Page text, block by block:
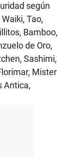
según
Tao,
Bamboo,
de Oro,
Sashimi,
Mister
Antica,